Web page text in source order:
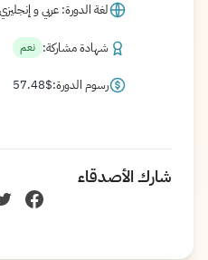
لغة الدورة: عربي و إنجليزي
شهادة مشاركة: نعم
رسوم الدورة: 57.48$
شارك الأصدقاء